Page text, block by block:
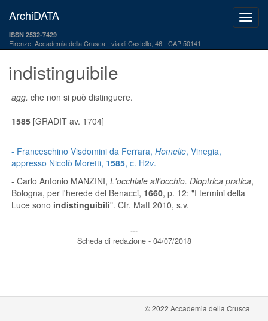
ArchiDATA
ISSN 2532-7429
Firenze, Accademia della Crusca via di Castello, 46 - CAP 50141
indistinguibile
agg. che non si può distinguere.
1585[GRADIT av. 1704]
- Franceschino Visdomini da Ferrara, Homelie, Vinegia,
appresso Nicolò Moretti, 1585, c. H2v.
- Carlo Antonio MANZINI, L'occhiale all'occhio. Dioptrica pratica,
Bologna, per l'herede del Benacci, 1660, p. 12: "I termini della
Luce sono indistinguibili". Cfr. Matt 2010, s.v.
---
Scheda di redazione - 04/07/2018
© 2022 Accademia della Crusca